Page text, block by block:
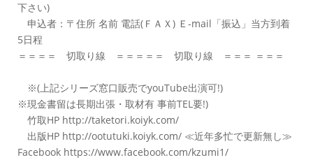
下さい)
申込者：〒住所 名前 電話(ＦＡＸ) Ｅ-mail「振込」当方到着
5日程
＝＝＝＝ 切取り線 ＝＝＝＝＝ 切取り線 ＝＝＝ ＝＝＝
※(上記シリーズ窓口販売でyouTube出演可!)
※現金書留は長期出張・取材有 事前TEL要!)
竹取HP http://taketori.koiyk.com/
出版HP http://ootutuki.koiyk.com/ ≪近年多忙で更新無し≫
Facebook https://www.facebook.com/kzumi1/